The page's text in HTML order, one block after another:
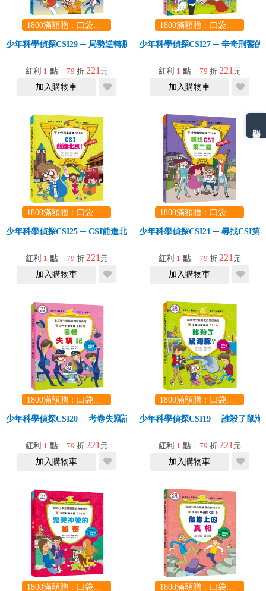
1800滿額贈：口袋玩具一份（隨機出貨） (summer read)
少年科學偵探CSI29 ─ 局勢逆轉勝
紅利 1 點 79 折 221 元
加入購物車
1800滿額贈：口袋玩具一份（隨機出貨） (summer read)
少年科學偵探CSI27 ─ 辛奇刑警的
紅利 1 點 79 折 221 元
加入購物車
1800滿額贈：口袋玩具一份（隨機出貨） (summer read)
少年科學偵探CSI25 ─ CSI前進北京！
紅利 1 點 79 折 221 元
加入購物車
1800滿額贈：口袋玩具一份（隨機出貨） (summer read)
少年科學偵探CSI21 ─ 尋找CSI第
紅利 1 點 79 折 221 元
加入購物車
1800滿額贈：口袋玩具一份（隨機出貨） (summer read)
少年科學偵探CSI20 ─ 考卷失竊記
紅利 1 點 79 折 221 元
加入購物車
1800滿額贈：口袋玩具一份（隨機出貨） (summer read)
少年科學偵探CSI19 ─ 誰殺了鼠海
紅利 1 點 79 折 221 元
加入購物車
1800滿額贈：口袋玩具一份（隨機出貨） (summer read) 1800滿額贈：口袋玩具一份（隨機出貨） (summer read)